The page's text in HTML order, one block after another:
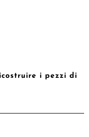
i pezzi di